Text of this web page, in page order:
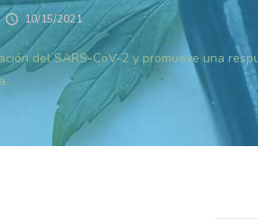
10/15/2021
del SARS-CoV-2 y promueve una